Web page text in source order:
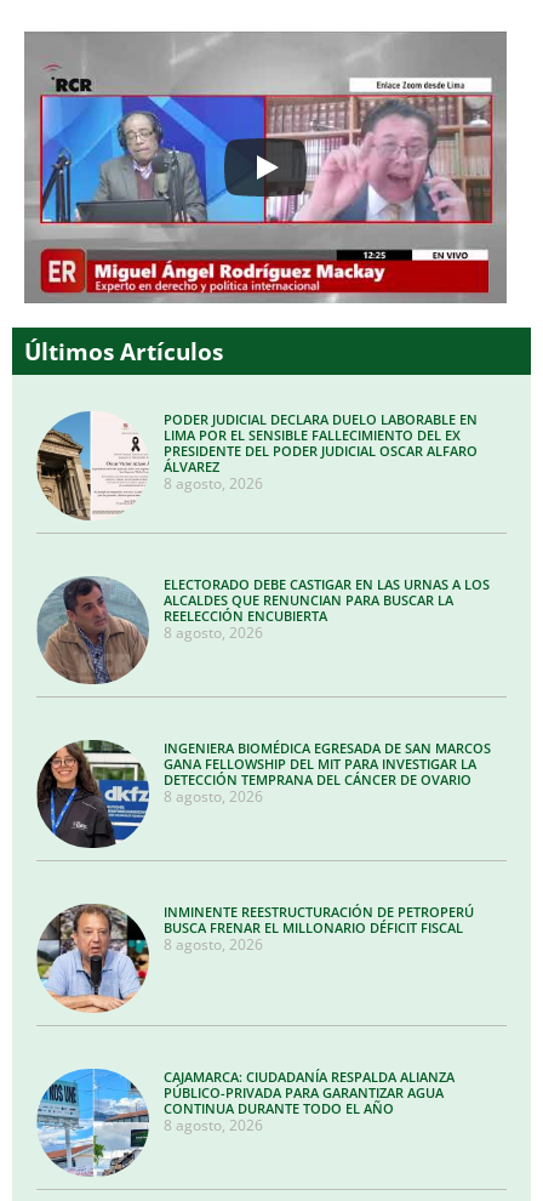
Últimos Artículos
PODER JUDICIAL DECLARA DUELO LABORABLE EN
LIMA POR EL SENSIBLE FALLECIMIENTO DEL EX
PRESIDENTE DEL PODER JUDICIAL OSCAR ALFARO
ÁLVAREZ
8 agosto, 2026
ELECTORADO DEBE CASTIGAR EN LAS URNAS A LOS
ALCALDES QUE RENUNCIAN PARA BUSCAR LA
REELECCIÓN ENCUBIERTA
8 agosto, 2026
INGENIERA BIOMÉDICA EGRESADA DE SAN MARCOS
GANA FELLOWSHIP DEL MIT PARA INVESTIGAR LA
DETECCIÓN TEMPRANA DEL CÁNCER DE OVARIO
8 agosto, 2026
INMINENTE REESTRUCTURACIÓN DE PETROPERÚ
BUSCA FRENAR EL MILLONARIO DÉFICIT FISCAL
8 agosto, 2026
CAJAMARCA: CIUDADANÍA RESPALDA ALIANZA
PÚBLICO-PRIVADA PARA GARANTIZAR AGUA
CONTINUA DURANTE TODO EL AÑO
8 agosto, 2026